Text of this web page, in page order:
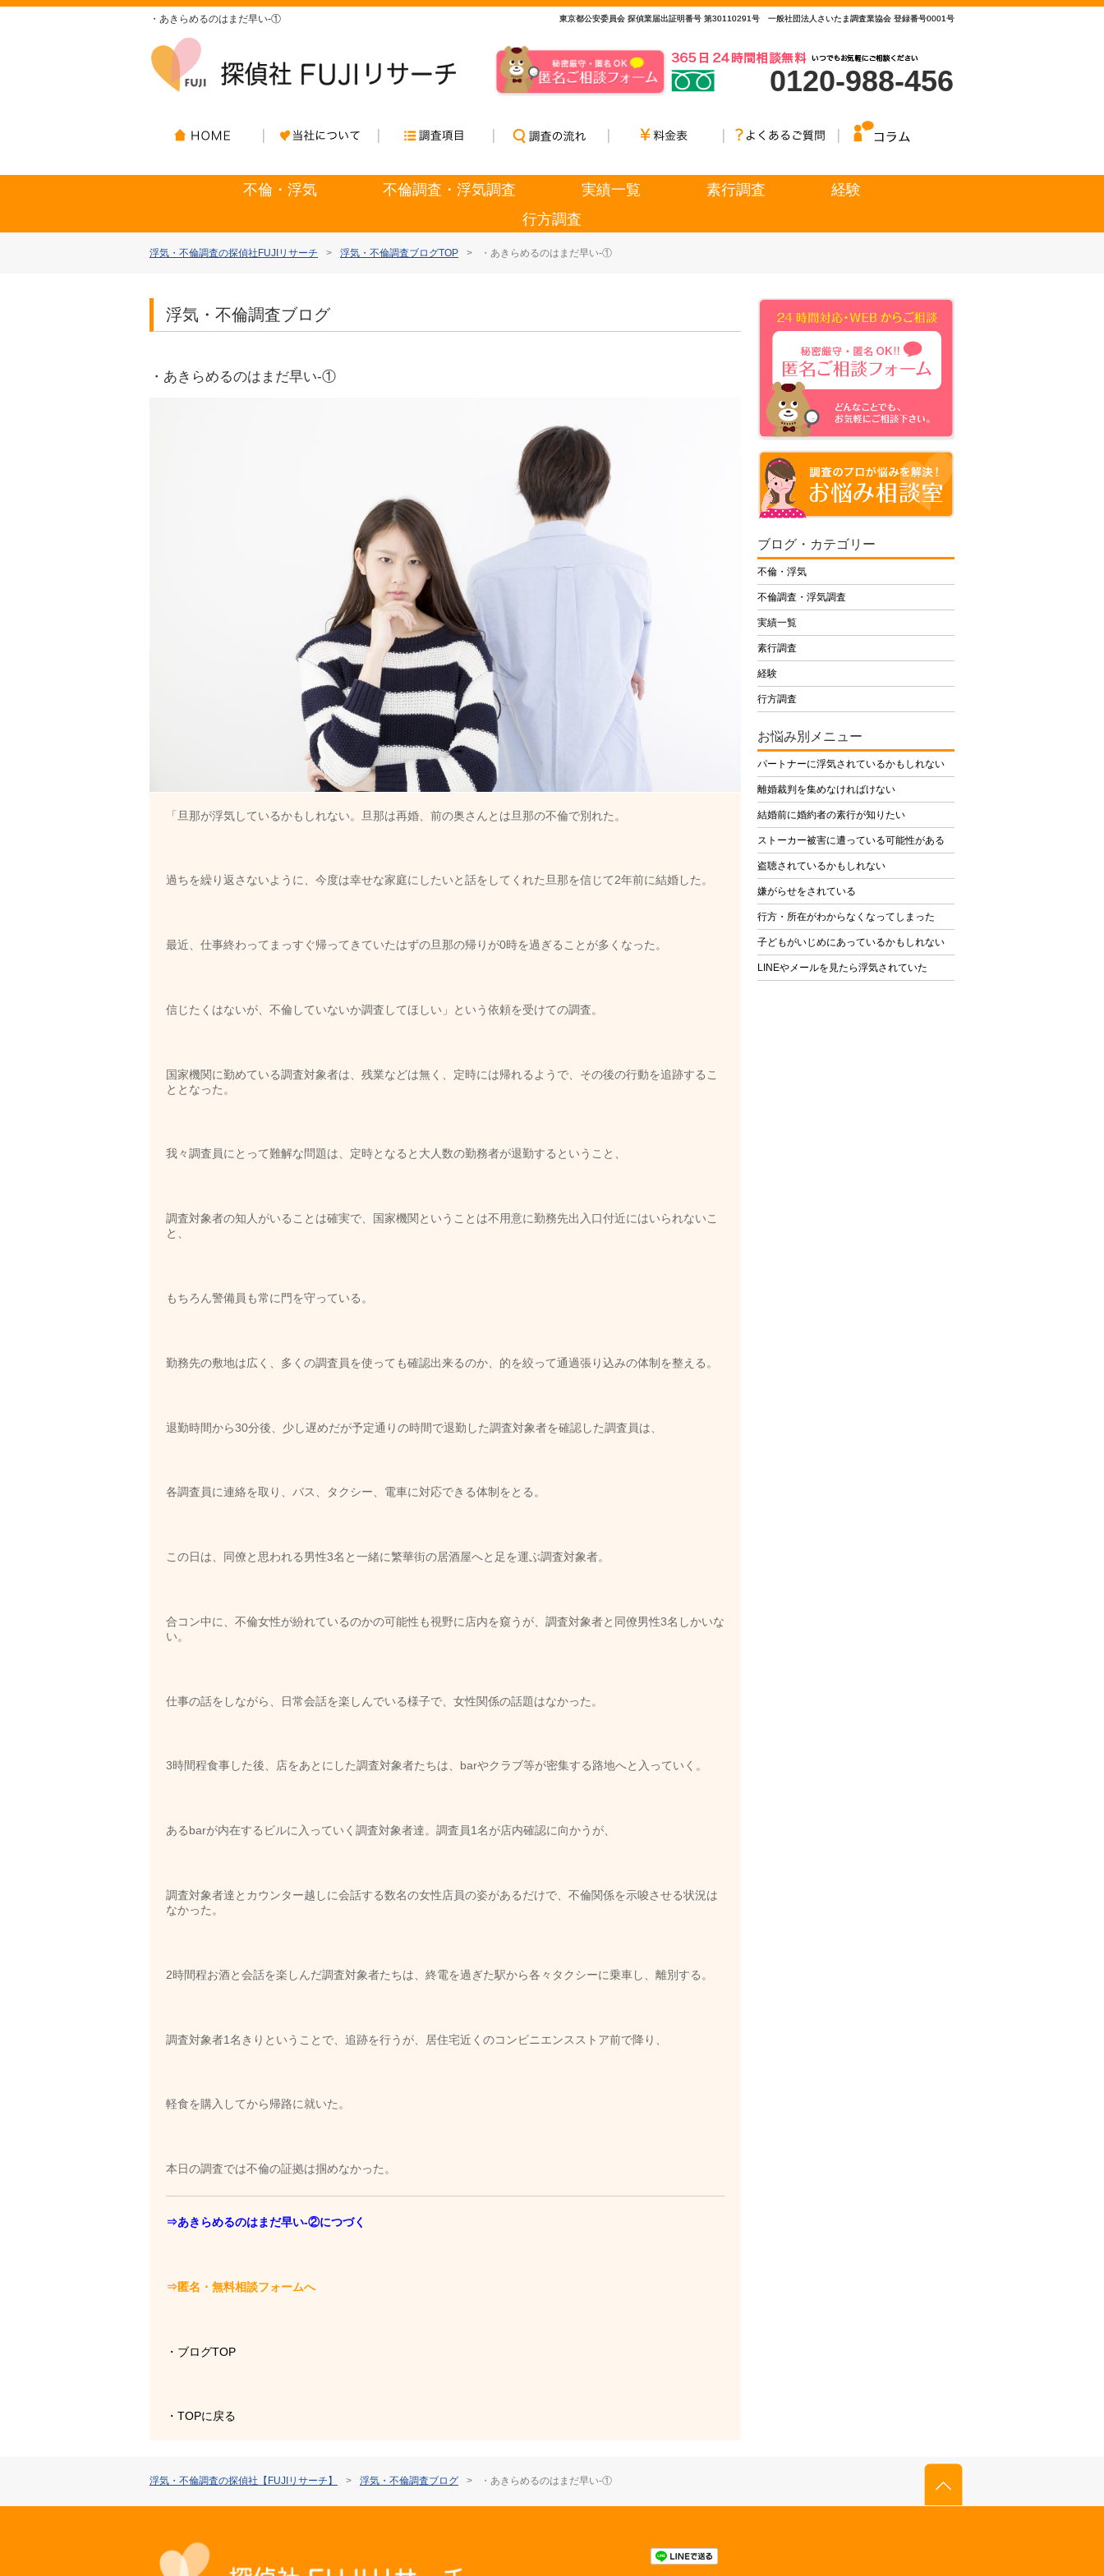
・あきらめるのはまだ早い-① 東京都公安委員会 探偵業届出証明番号 第30110291号 一般社団法人さいたま調査業協会 登録番号0001号
東京都公安委員会 探偵業届出証明番号 第30110291号 一般社団法人さいたま調査業協会 登録番号0001号
0120-988-456
不倫・浮気 不倫調査・浮気調査 実績一覧 素行調査
経験
行方調査
浮気・不倫調査の探偵社FUJIリサーチ > 浮気・不倫調査ブログTOP > ・あきらめるのはまだ早い-①
浮気・不倫調査ブログ
・あきらめるのはまだ早い-①
「旦那が浮気しているかもしれない。旦那は再婚、前の奥さんとは旦那の不倫で別れた。
過ちを繰り返さないように、今度は幸せな家庭にしたいと話をしてくれた旦那を信じて2年前に結婚した。
最近、仕事終わってまっすぐ帰ってきていたはずの旦那の帰りが0時を過ぎることが多くなった。
信じたくはないが、不倫していないか調査してほしい」という依頼を受けての調査。
国家機関に勤めている調査対象者は、残業などは無く、定時には帰れるようで、その後の行動を追跡するこ
ととなった。
我々調査員にとって難解な問題は、定時となると大人数の勤務者が退勤するということ、
調査対象者の知人がいることは確実で、国家機関ということは不用意に勤務先出入口付近にはいられないこ
と、
もちろん警備員も常に門を守っている。
勤務先の敷地は広く、多くの調査員を使っても確認出来るのか、的を絞って通過張り込みの体制を整える。
退勤時間から30分後、少し遅めだが予定通りの時間で退勤した調査対象者を確認した調査員は、
各調査員に連絡を取り、バス、タクシー、電車に対応できる体制をとる。
この日は、同僚と思われる男性3名と一緒に繁華街の居酒屋へと足を運ぶ調査対象者。
合コン中に、不倫女性が紛れているのかの可能性も視野に店内を窺うが、調査対象者と同僚男性3名しかいな
い。
仕事の話をしながら、日常会話を楽しんでいる様子で、女性関係の話題はなかった。
3時間程食事した後、店をあとにした調査対象者たちは、barやクラブ等が密集する路地へと入っていく。
あるbarが内在するビルに入っていく調査対象者達。調査員1名が店内確認に向かうが、
調査対象者達とカウンター越しに会話する数名の女性店員の姿があるだけで、不倫関係を示唆させる状況は
なかった。
2時間程お酒と会話を楽しんだ調査対象者たちは、終電を過ぎた駅から各々タクシーに乗車し、離別する。
調査対象者1名きりということで、追跡を行うが、居住宅近くのコンビニエンスストア前で降り、
軽食を購入してから帰路に就いた。
本日の調査では不倫の証拠は掴めなかった。
⇒あきらめるのはまだ早い-②につづく
⇒匿名・無料相談フォームへ
・ブログTOP
・TOPに戻る
ブログ・カテゴリー
不倫・浮気
不倫調査・浮気調査
実績一覧
素行調査
経験
行方調査
お悩み別メニュー
パートナーに浮気されているかもしれない
離婚裁判を集めなければけない
結婚前に婚約者の素行が知りたい
ストーカー被害に遭っている可能性がある
盗聴されているかもしれない
嫌がらせをされている
行方・所在がわからなくなってしまった
子どもがいじめにあっているかもしれない
LINEやメールを見たら浮気されていた
浮気・不倫調査の探偵社【FUJIリサーチ】 > 浮気・不倫調査ブログ > ・あきらめるのはまだ早い-①